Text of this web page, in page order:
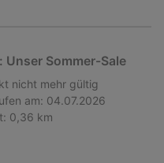
Unser Sommer-Sale
nicht mehr gültig
am: 04.07.2026
0,36 km